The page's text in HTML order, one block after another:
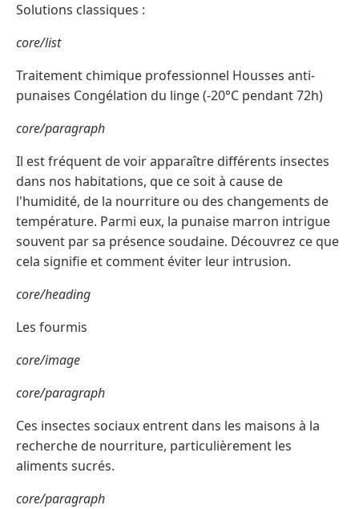
Solutions classiques :
core/list
Traitement chimique professionnel Housses anti-
punaises Congélation du linge (-20°C pendant 72h)
core/paragraph
Il est fréquent de voir apparaître différents insectes
dans nos habitations, que ce soit à cause de
l'humidité, de la nourriture ou des changements de
température. Parmi eux, la punaise marron intrigue
souvent par sa présence soudaine. Découvrez ce que
cela signifie et comment éviter leur intrusion.
core/heading
Les fourmis
core/image
core/paragraph
Ces insectes sociaux entrent dans les maisons à la
recherche de nourriture, particulièrement les
aliments sucrés.
core/paragraph